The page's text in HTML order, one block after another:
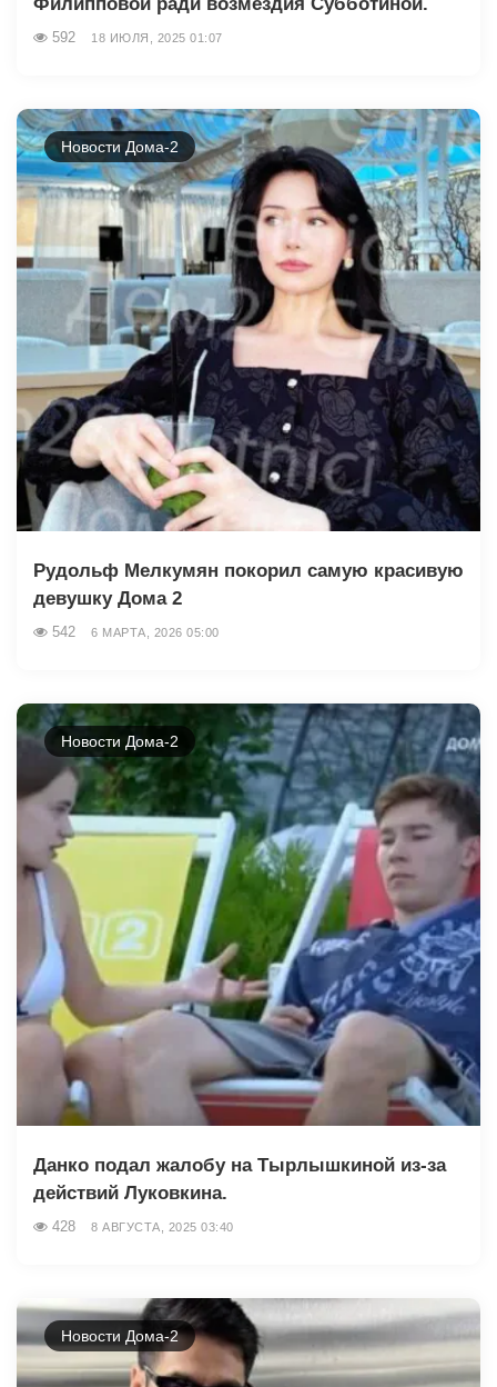
592 18 ИЮЛЯ, 2025 01:07
Новости Дома-2
Рудольф Мелкумян покорил самую красивую
девушку Дома 2
542 6 МАРТА, 2026 05:00
Новости Дома-2
Данко подал жалобу на Тырлышкиной из-за
действий Луковкина.
428 8 АВГУСТА, 2025 03:40
Новости Дома-2